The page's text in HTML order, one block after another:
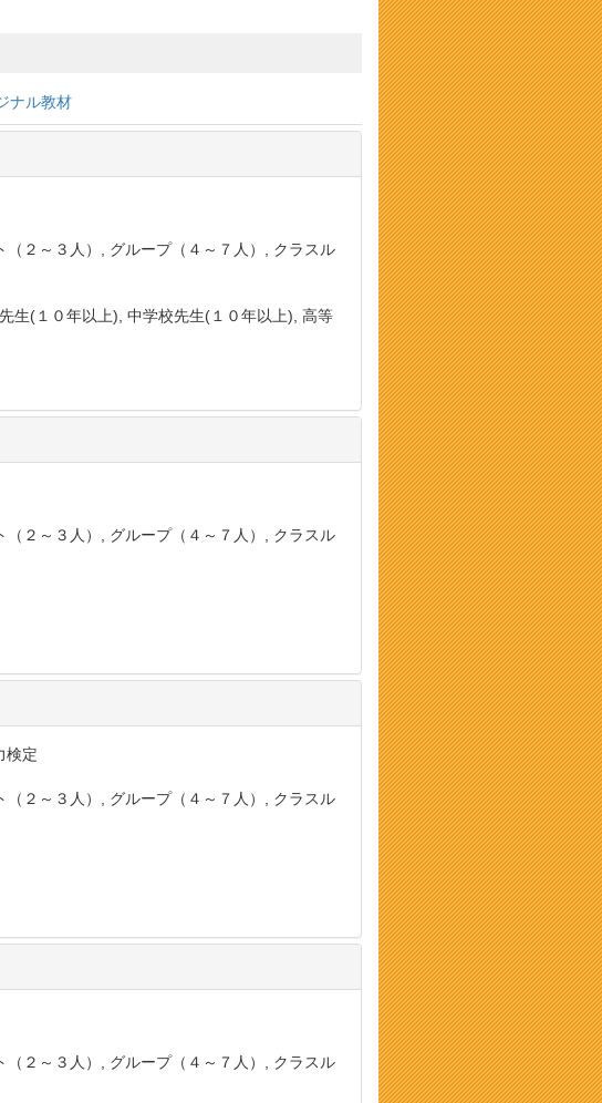
ナル教材
２～３人）, グループ（４～７人）, クラスル
生(１０年以上), 中学校先生(１０年以上), 高等
２～３人）, グループ（４～７人）, クラスル
検定
２～３人）, グループ（４～７人）, クラスル
２～３人）, グループ（４～７人）, クラスル